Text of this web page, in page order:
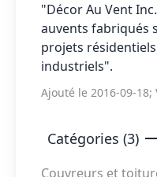
"Décor Au Vent
auvents fabriqués
projets
industriels".
Ajouté le 2016-09-18;
Catégories (3)
Couvreurs et